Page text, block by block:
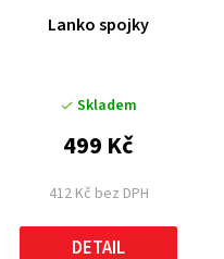
Lanko spojky
Skladem
412 Kč bez DPH
499 Kč
DETAIL